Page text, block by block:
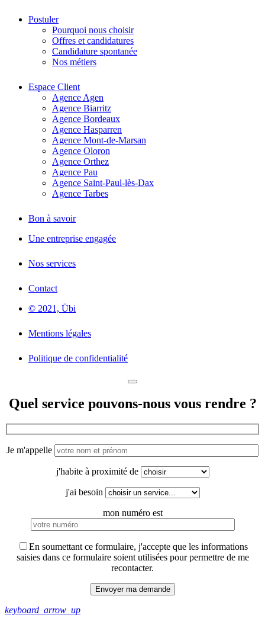
Postuler
Pourquoi nous choisir
Offres et candidatures
Candidature spontanée
Nos métiers
Espace Client
Agence Agen
Agence Biarritz
Agence Bordeaux
Agence Hasparren
Agence Mont-de-Marsan
Agence Oloron
Agence Orthez
Agence Pau
Agence Saint-Paul-lès-Dax
Agence Tarbes
Bon à savoir
Une entreprise engagée
Nos services
Contact
© 2021, Übi
Mentions légales
Politique de confidentialité
Quel service pouvons-nous vous rendre ?
Je m'appelle
j'habite à proximité de
j'ai besoin
mon numéro est
En soumettant ce formulaire, j'accepte que les informations
saisies dans ce formulaire soient utilisées pour permettre de me
recontacter.
keyboard_arrow_up